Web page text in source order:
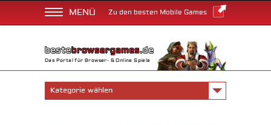
MENÜ Zu den besten Mobile Games
Das Portal für Browser- & Online Spiele
Kategorie wählen